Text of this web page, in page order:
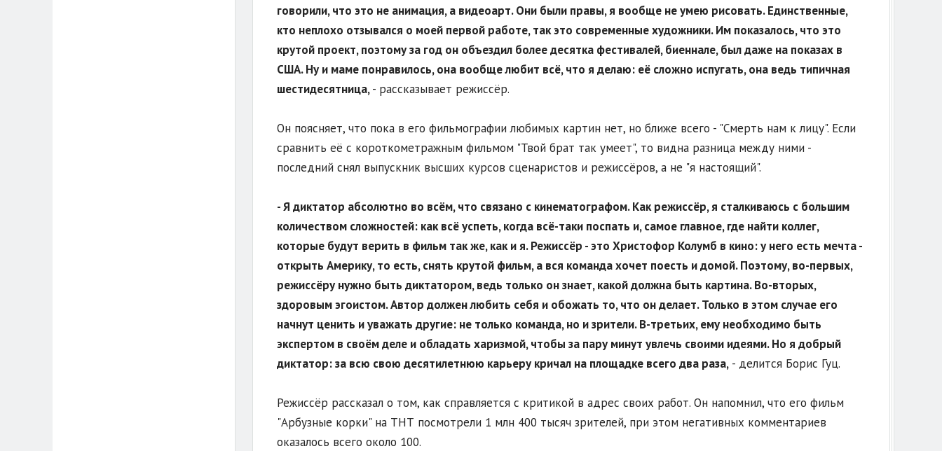
говорили, что это не анимация, а видеоарт. Они были правы, я вообще не умею рисовать. Единственные,
кто неплохо отзывался о моей первой работе, так это современные художники. Им показалось, что это
крутой проект, поэтому за год он объездил более десятка фестивалей, биеннале, был даже на показах в
США. Ну и маме понравилось, она вообще любит всё, что я делаю: её сложно испугать, она ведь типичная
шестидесятница,- рассказывает режиссёр.
Он поясняет, что пока в его фильмографии любимых картин нет, но ближе всего - "Смерть нам к лицу". Если
сравнить её с короткометражным фильмом "Твой брат так умеет", то видна разница между ними -
последний снял выпускник высших курсов сценаристов и режиссёров, а не "я настоящий".
- Я диктатор абсолютно во всём, что связано с кинематографом. Как режиссёр, я сталкиваюсь с большим
количеством сложностей: как всё успеть, когда всё-таки поспать и, самое главное, где найти коллег,
которые будут верить в фильм так же, как и я. Режиссёр - это Христофор Колумб в кино: у него есть мечта -
открыть Америку, то есть, снять крутой фильм, а вся команда хочет поесть и домой. Поэтому, во-первых,
режиссёру нужно быть диктатором, ведь только он знает, какой должна быть картина. Во-вторых,
здоровым эгоистом. Автор должен любить себя и обожать то, что он делает. Только в этом случае его
начнут ценить и уважать другие: не только команда, но и зрители. В-третьих, ему необходимо быть
экспертом в своём деле и обладать харизмой, чтобы за пару минут увлечь своими идеями. Но я добрый
диктатор: за всю свою десятилетнюю карьеру кричал на площадке всего два раза,- делится Борис Гуц.
Режиссёр рассказал о том, как справляется с критикой в адрес своих работ. Он напомнил, что его фильм
"Арбузные корки" на ТНТ посмотрели 1 млн 400 тысяч зрителей, при этом негативных комментариев
оказалось всего около 100.